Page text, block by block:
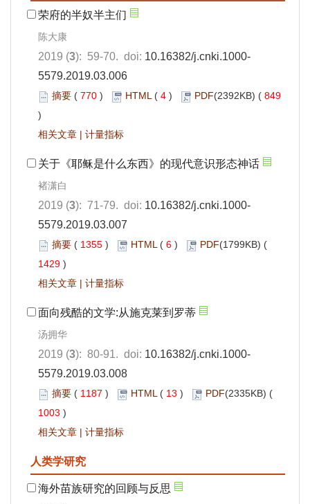
荣府的半奴半主们
陈大康
2019 (3): 59-70. doi: 10.16382/j.cnki.1000-
5579.2019.03.006
摘要 ( 770 ) HTML( 4 ) PDF(2392KB) ( 849
)
相关文章 | 计量指标
关于《耶稣是什么东西》的现代意识形态神话
褚潇白
2019 (3): 71-79. doi: 10.16382/j.cnki.1000-
5579.2019.03.007
摘要 ( 1355 ) HTML( 6 ) PDF(1799KB) (
1429 )
相关文章 | 计量指标
面向残酷的文学:从施克莱到罗蒂
汤拥华
2019 (3): 80-91. doi: 10.16382/j.cnki.1000-
5579.2019.03.008
摘要 ( 1187 ) HTML( 13 ) PDF(2335KB) (
1003 )
相关文章 | 计量指标
人类学研究
海外苗族研究的回顾与反思